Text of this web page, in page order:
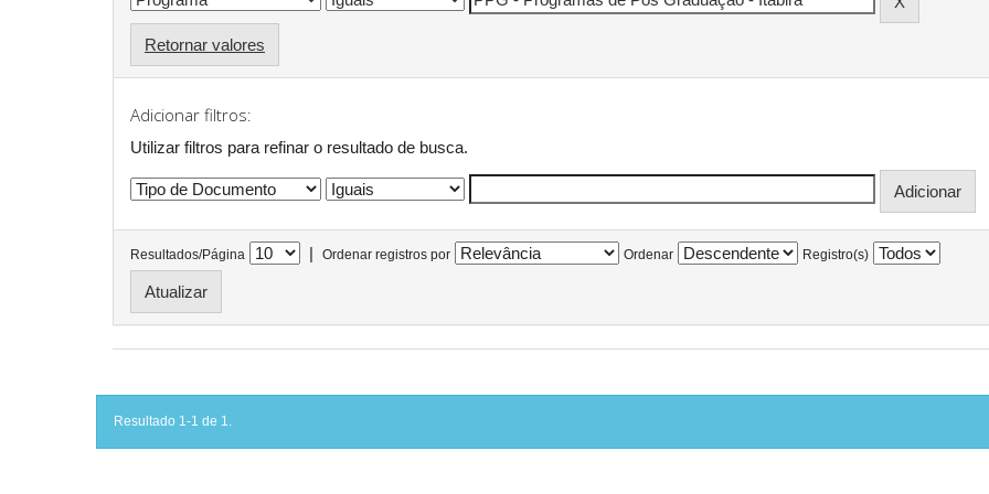
Retornar valores
Adicionar filtros:
Utilizar filtros para refinar o resultado de busca.
Resultados/Página | Ordenar registros por Ordenar Registro(s)
Resultado 1-1 de 1.